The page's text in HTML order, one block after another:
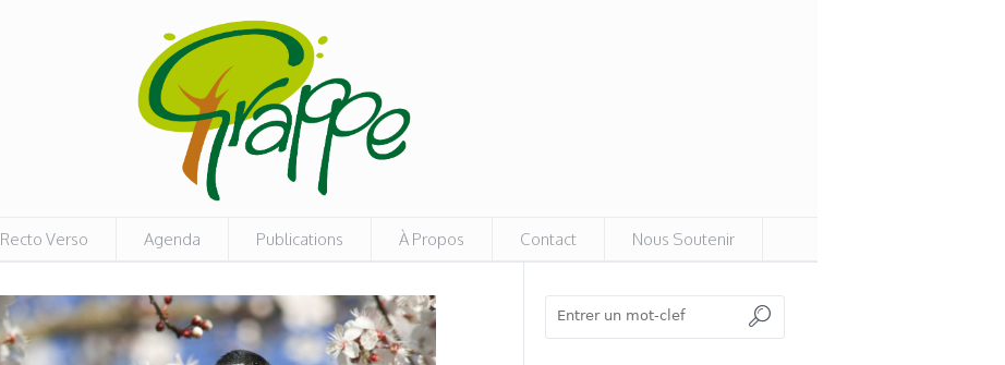
Recto Verso Agenda Publications À Propos Contact Nous Soutenir